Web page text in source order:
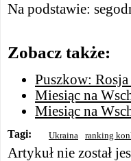
Na podstawie:
Zobacz także:
Puszkow:
Miesiąc na
Miesiąc na
Tagi: Ukraina ranking
Artykuł nie został